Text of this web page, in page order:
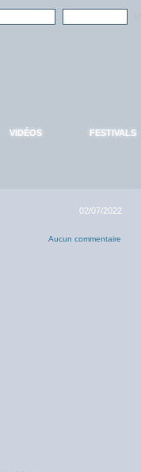
VIDÉOS FESTIVALS
02/07/2022
Aucun commentaire